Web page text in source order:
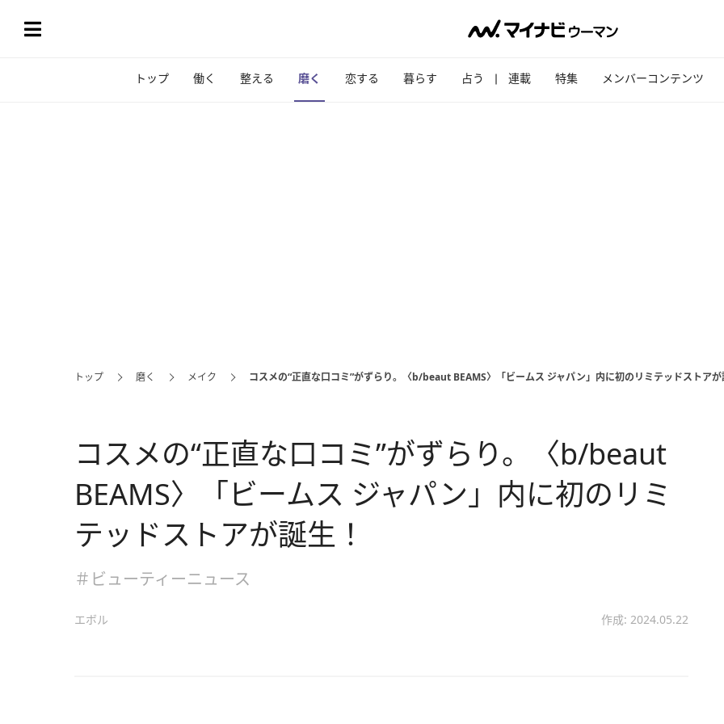
トップ 働く 整える 磨く 恋する 暮らす 占う 連載 特集 メンバーコンテンツ
トップ 磨く メイク コスメの“正直な口コミ”がずらり。〈b/beaut BEAMS〉「ビームス ジャパン」内に初のリミテッドストア
コスメの“正直な口コミ”がずらり。〈b/beaut
BEAMS〉「ビームス ジャパン」内に初のリミ
テッドストアが誕生！
＃ビューティーニュース
エボル 作成: 2024.05.22